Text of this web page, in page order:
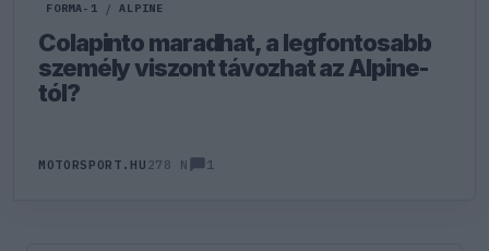
FORMA-1 / ALPINE
Colapinto maradhat, a legfontosabb
személy viszont távozhat az Alpine-
tól?
MOTORSPORT.HU 278 N 1